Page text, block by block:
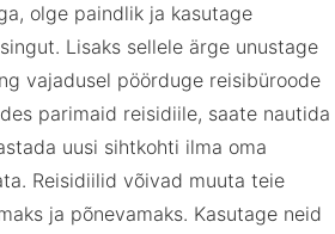
olge paindlik ja kasutage
Lisaks sellele ärge unustage
vajadusel pöörduge reisibüroode
parimaid reisidiile, saate nautida
uusi sihtkohti ilma oma
Reisidiilid võivad muuta teie
ja põnevamaks. Kasutage neid